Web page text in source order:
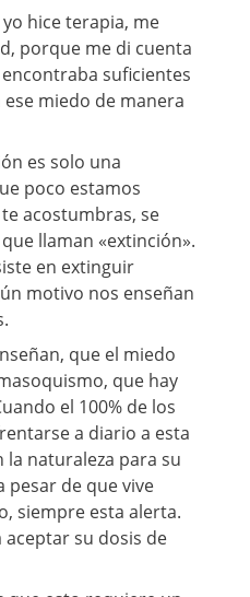
hice terapia, me
porque me di cuenta
suficientes
miedo de manera
es solo una
poco estamos
acostumbras, se
llaman «extinción».
en extinguir
motivo nos enseñan
que el miedo
que hay
el 100% de los
a diario a esta
la naturaleza para su
pesar de que vive
siempre esta alerta.
su dosis de